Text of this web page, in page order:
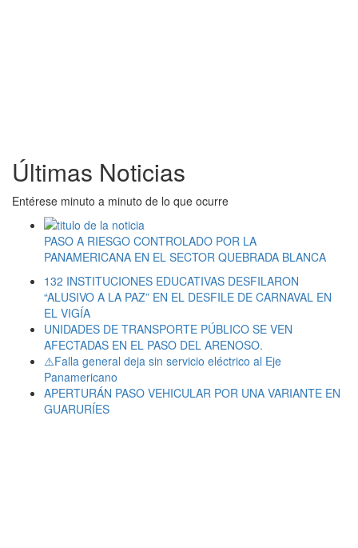
Últimas Noticias
Entérese minuto a minuto de lo que ocurre
PASO A RIESGO CONTROLADO POR LA
PANAMERICANA EN EL SECTOR QUEBRADA BLANCA
132 INSTITUCIONES EDUCATIVAS DESFILARON
“ALUSIVO A LA PAZ” EN EL DESFILE DE CARNAVAL EN
EL VIGÍA
UNIDADES DE TRANSPORTE PÚBLICO SE VEN
AFECTADAS EN EL PASO DEL ARENOSO.
⚠️Falla general deja sin servicio eléctrico al Eje
Panamericano
APERTURÁN PASO VEHICULAR POR UNA VARIANTE EN
GUARURÍES